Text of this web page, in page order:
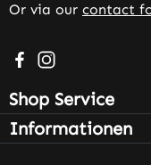
Or via our contact
Visit us on
Check us out
Shop Service
Informationen